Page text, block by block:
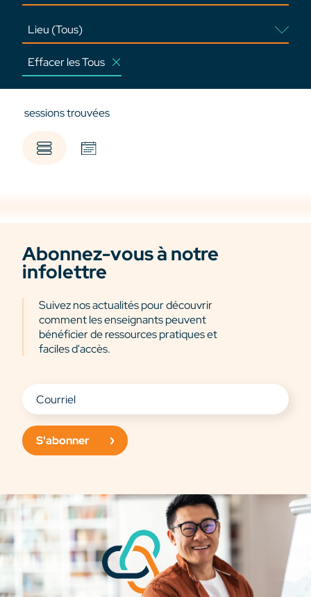
Effacer les Tous
sessions trouvées
Abonnez-vous à notre
infolettre
Suivez nos actualités pour découvrir
comment les enseignants peuvent
bénéficier de ressources pratiques et
faciles d'accès.
S'abonner